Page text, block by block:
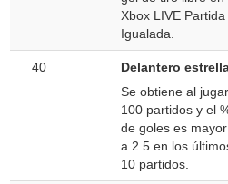
Xbox LIVE Partida
Igualada.
40
Delantero
Se obtiene al jugar
100 partidos y el
de goles es mayor
a 2.5 en los
10 partidos.